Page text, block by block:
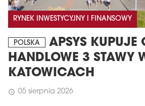
RYNEK INWESTYCYJNY I FINANSOWY
POLSKA
APSYS KUPUJE
HANDLOWE 3 STAWY
KATOWICACH
schedule 05 sierpnia 2026